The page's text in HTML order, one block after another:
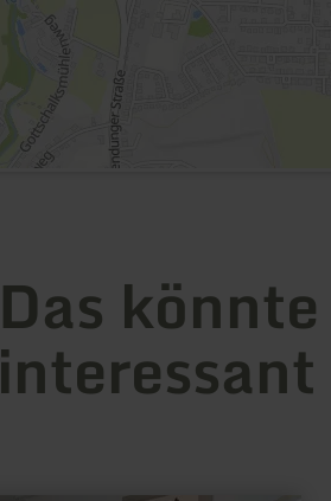
Das
interessant